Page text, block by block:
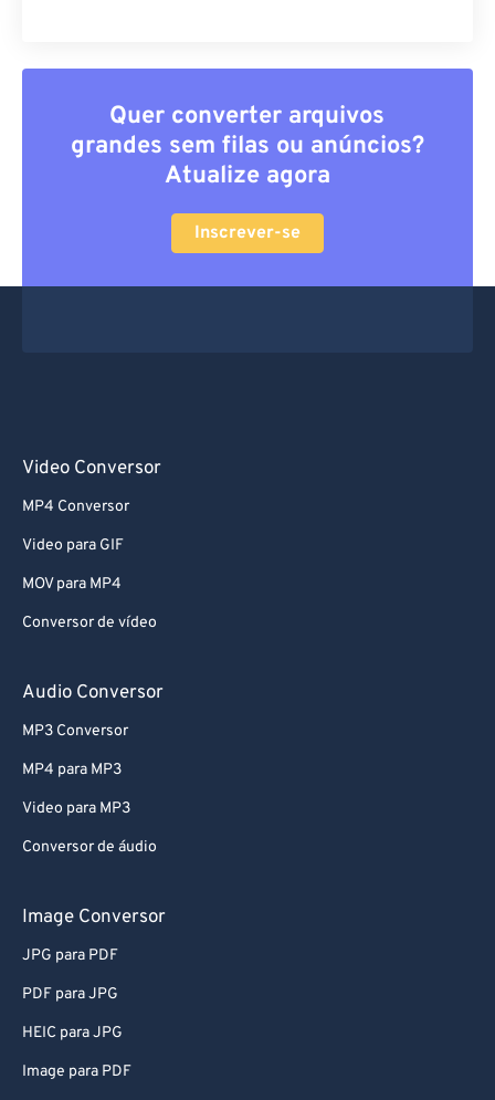
Quer converter arquivos
grandes sem filas ou anúncios?
Atualize agora
Inscrever-se
Video Conversor
MP4 Conversor
Video para GIF
MOV para MP4
Conversor de vídeo
Audio Conversor
MP3 Conversor
MP4 para MP3
Video para MP3
Conversor de áudio
Image Conversor
JPG para PDF
PDF para JPG
HEIC para JPG
Image para PDF